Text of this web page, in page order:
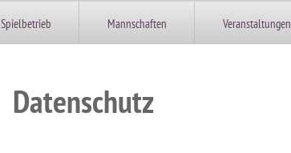
Spielbetrieb Mannschaften Veranstaltungen
Datenschutz